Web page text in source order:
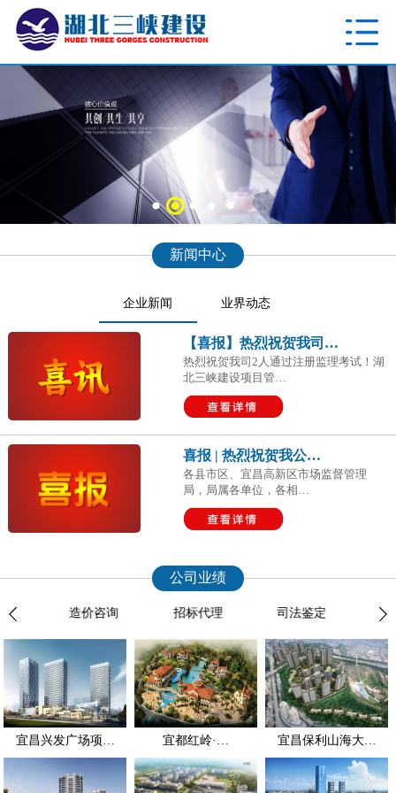
新闻中心
企业新闻 业界动态
【喜报】热烈祝贺我司…
热烈祝贺我司2人通过注册监理考试！湖
北三峡建设项目管…
喜报 | 热烈祝贺我公…
各县市区、宜昌高新区市场监督管理
局，局属各单位，各相…
公司业绩
务 造价咨询 招标代理 司法鉴定 全过
宜昌兴发广场项… 宜都红岭·… 宜昌保利山海大…